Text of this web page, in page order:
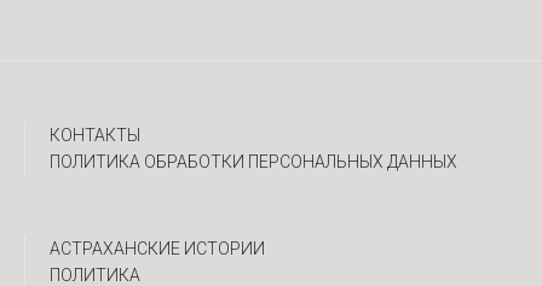
КОНТАКТЫ
ПОЛИТИКА ОБРАБОТКИ ПЕРСОНАЛЬНЫХ ДАННЫХ
АСТРАХАНСКИЕ ИСТОРИИ
ПОЛИТИКА